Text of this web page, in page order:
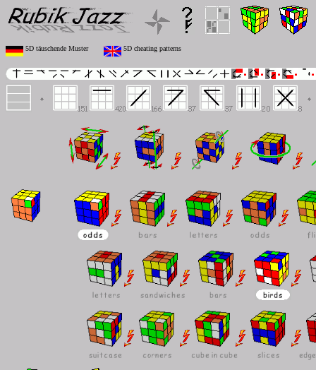
5D täuschende Muster 5D cheating patterns